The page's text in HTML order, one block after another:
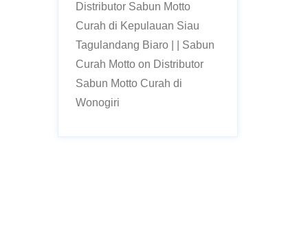
Distributor Sabun Motto
Curah di Kepulauan Siau
Tagulandang Biaro | | Sabun
Curah Mottoon Distributor
Sabun Motto Curah di
Wonogiri